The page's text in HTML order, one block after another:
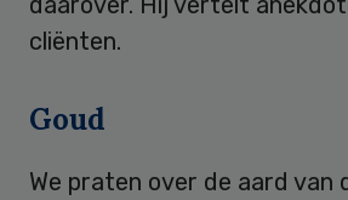
cliënten.
Goud
We praten over de aard van